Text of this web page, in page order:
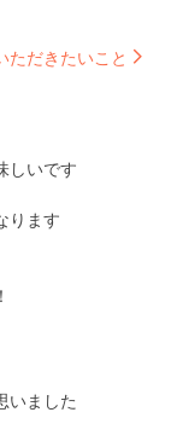
ただきたいこと
しいです
ります
いました